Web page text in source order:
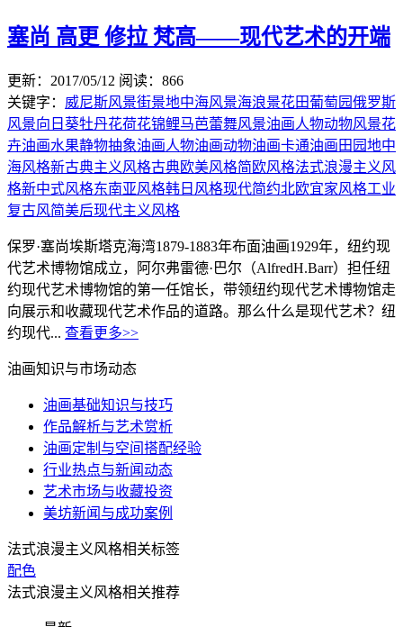
塞尚 高更 修拉 梵高——现代艺术的开端
更新：2017/05/12 阅读：866
关键字： 威尼斯风景街景地中海风景海浪景花田葡萄园俄罗斯
风景向日葵牡丹花荷花锦鲤马芭蕾舞风景油画人物动物风景花
卉油画水果静物抽象油画人物油画动物油画卡通油画田园地中
海风格新古典主义风格古典欧美风格简欧风格法式浪漫主义风
格新中式风格东南亚风格韩日风格现代简约北欧宜家风格工业
复古风简美后现代主义风格
保罗·塞尚埃斯塔克海湾1879-1883年布面油画1929年，纽约现
代艺术博物馆成立，阿尔弗雷德·巴尔（AlfredH.Barr）担任纽
约现代艺术博物馆的第一任馆长，带领纽约现代艺术博物馆走
向展示和收藏现代艺术作品的道路。那么什么是现代艺术？纽
约现代... 查看更多>>
油画知识与市场动态
油画基础知识与技巧
作品解析与艺术赏析
油画定制与空间搭配经验
行业热点与新闻动态
艺术市场与收藏投资
美坊新闻与成功案例
法式浪漫主义风格相关标签
配色
法式浪漫主义风格相关推荐